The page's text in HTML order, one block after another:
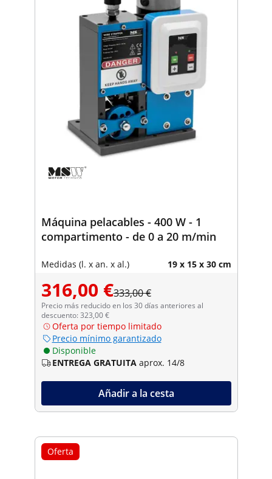
Máquina pelacables - 400 W - 1
compartimento - de 0 a 20 m/min
Medidas (l. x an. x al.) 19 x 15 x 30 cm
316,00 €333,00 €
Precio más reducido en los 30 días anteriores al
descuento: 323,00 €
Oferta por tiempo limitado
Precio mínimo garantizado
Disponible
ENTREGA GRATUITA aprox. 14/8
Añadir a la cesta
Oferta